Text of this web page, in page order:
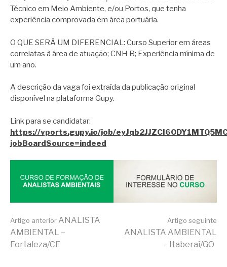
Técnico em Meio Ambiente, e/ou Portos, que tenha
experiência comprovada em área portuária.
O QUE SERÁ UM DIFERENCIAL: Curso Superior em áreas
correlatas à área de atuação; CNH B; Experiência mínima de
um ano.
A descrição da vaga foi extraída da publicação original
disponível na plataforma Gupy.
Link para se candidatar:
https://vports.gupy.io/job/
jobBoardSource=indeed
Continue
Artigo anterior ANALISTA
AMBIENTAL –
Fortaleza/CE
Artigo seguinte
ANALISTA AMBIENTAL
– Itaberaí/GO